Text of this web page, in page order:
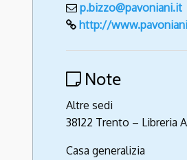
p.bizzo@pavoniani.it
http://
Note
Altre sedi
38122 Trento – Libreria
Casa generalizia